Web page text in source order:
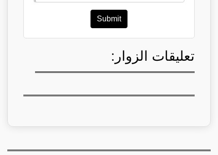
Submit
تعليقات الزوار: